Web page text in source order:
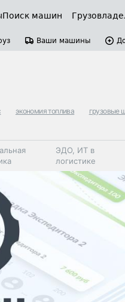
Поиск машин
Ваши машины
экономия топлива грузовые
ЭДО, ИТ в
логистике
Коммерческий
транспорт